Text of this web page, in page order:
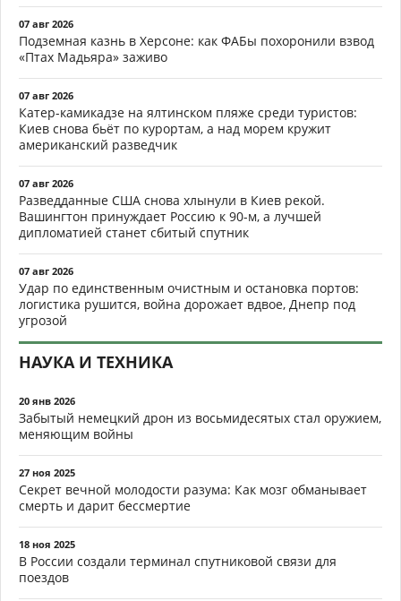
07 авг 2026
Подземная казнь в Херсоне: как ФАБы похоронили взвод
«Птах Мадьяра» заживо
07 авг 2026
Катер-камикадзе на ялтинском пляже среди туристов:
Киев снова бьёт по курортам, а над морем кружит
американский разведчик
07 авг 2026
Разведданные США снова хлынули в Киев рекой.
Вашингтон принуждает Россию к 90-м, а лучшей
дипломатией станет сбитый спутник
07 авг 2026
Удар по единственным очистным и остановка портов:
логистика рушится, война дорожает вдвое, Днепр под
угрозой
НАУКА И ТЕХНИКА
20 янв 2026
Забытый немецкий дрон из восьмидесятых стал оружием,
меняющим войны
27 ноя 2025
Секрет вечной молодости разума: Как мозг обманывает
смерть и дарит бессмертие
18 ноя 2025
В России создали терминал спутниковой связи для
поездов